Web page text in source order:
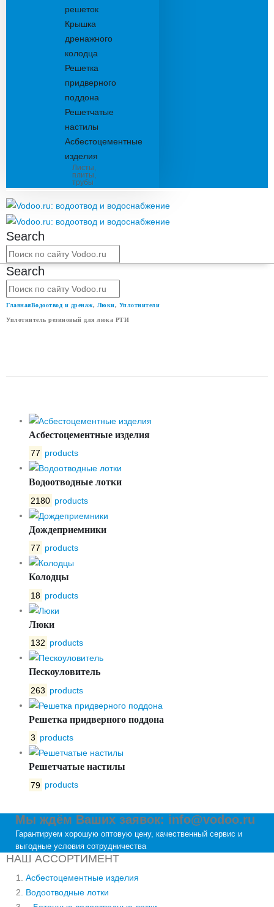
решеток
Крышка
дренажного
колодца
Решетка
придверного
поддона
Решетчатые
настилы
Асбестоцементные
изделия
Листы,
плиты,
трубы
Search
Search
ГлавнаяВодоотвод и дренаж, Люки, Уплотнители
Уплотнитель резиновый для люка РТИ
Асбестоцементные изделия
77 products
Водоотводные лотки
2180 products
Дождеприемники
77 products
Колодцы
18 products
Люки
132 products
Пескоуловитель
263 products
Решетка придверного поддона
3 products
Решетчатые настилы
79 products
Мы ждём Ваших заявок: info@vodoo.ru
Гарантируем хорошую оптовую цену, качественный сервис и
выгодные условия сотрудничества
НАШ АССОРТИМЕНТ
Асбестоцементные изделия
Водоотводные лотки